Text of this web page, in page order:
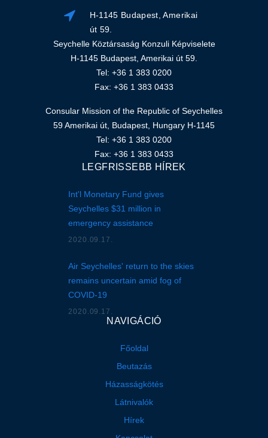
H-1145 Budapest, Amerikai
út 59.
Seychelle Köztársaság Konzuli Képviselete
H-1145 Budapest, Amerikai út 59.
Tel: +36 1 383 0200
Fax: +36 1 383 0433
Consular Mission of the Republic of Seychelles
59 Amerikai út, Budapest, Hungary H-1145
Tel: +36 1 383 0200
Fax: +36 1 383 0433
LEGFRISSEBB HÍREK
Int'l Monetary Fund gives
Seychelles $31 million in
emergency assistance
2020.09.17.
Air Seychelles' return to the skies
remains uncertain amid fog of
COVID-19
2020.09.17.
NAVIGÁCIÓ
Főoldal
Beutazás
Házasságkötés
Látnivalók
Hírek